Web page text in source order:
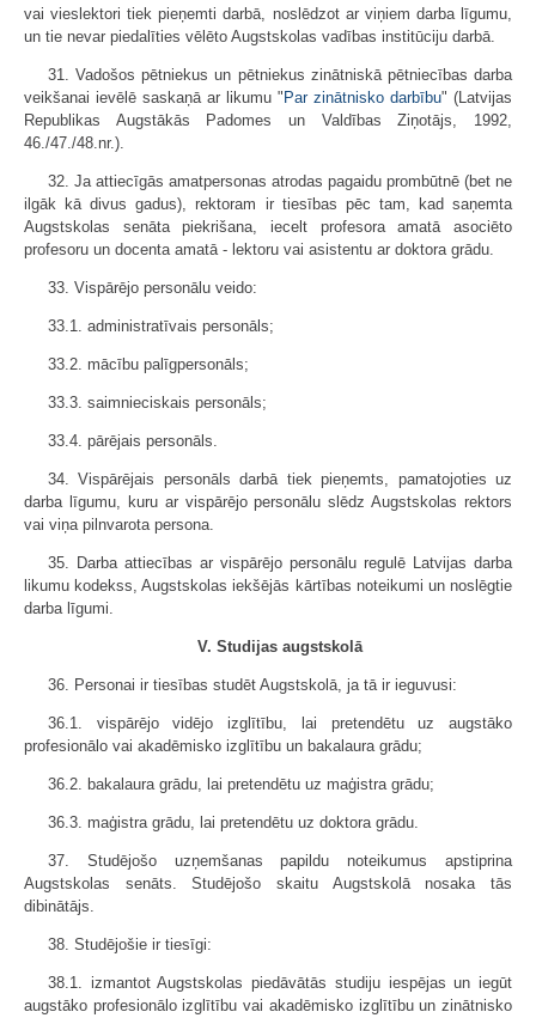
vai vieslektori tiek pieņemti darbā, noslēdzot ar viņiem darba līgumu,
un tie nevar piedalīties vēlēto Augstskolas vadības institūciju darbā.
31. Vadošos pētniekus un pētniekus zinātniskā pētniecības darba
veikšanai ievēlē saskaņā ar likumu " Par zinātnisko darbību" (Latvijas
Republikas Augstākās Padomes un Valdības Ziņotājs, 1992,
46./47./48.nr.).
32. Ja attiecīgās amatpersonas atrodas pagaidu prombūtnē (bet ne
ilgāk kā divus gadus), rektoram ir tiesības pēc tam, kad saņemta
Augstskolas senāta piekrišana, iecelt profesora amatā asociēto
profesoru un docenta amatā - lektoru vai asistentu ar doktora grādu.
33. Vispārējo personālu veido:
33.1. administratīvais personāls;
33.2. mācību palīgpersonāls;
33.3. saimnieciskais personāls;
33.4. pārējais personāls.
34. Vispārējais personāls darbā tiek pieņemts, pamatojoties uz
darba līgumu, kuru ar vispārējo personālu slēdz Augstskolas rektors
vai viņa pilnvarota persona.
35. Darba attiecības ar vispārējo personālu regulē Latvijas darba
likumu kodekss, Augstskolas iekšējās kārtības noteikumi un noslēgtie
darba līgumi.
V. Studijas augstskolā
36. Personai ir tiesības studēt Augstskolā, ja tā ir ieguvusi:
36.1. vispārējo vidējo izglītību, lai pretendētu uz augstāko
profesionālo vai akadēmisko izglītību un bakalaura grādu;
36.2. bakalaura grādu, lai pretendētu uz maģistra grādu;
36.3. maģistra grādu, lai pretendētu uz doktora grādu.
37. Studējošo uzņemšanas papildu noteikumus apstiprina
Augstskolas senāts. Studējošo skaitu Augstskolā nosaka tās
dibinātājs.
38. Studējošie ir tiesīgi:
38.1. izmantot Augstskolas piedāvātās studiju iespējas un iegūt
augstāko profesionālo izglītību vai akadēmisko izglītību un zinātnisko